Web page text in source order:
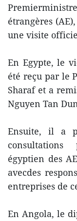
étrangères
une visite
En Egypte, le
été reçu par le
Sharaf et a
Nguyen Tan
Ensuite, il a
égyptien des
avecdes
entreprises de
En Angola, le